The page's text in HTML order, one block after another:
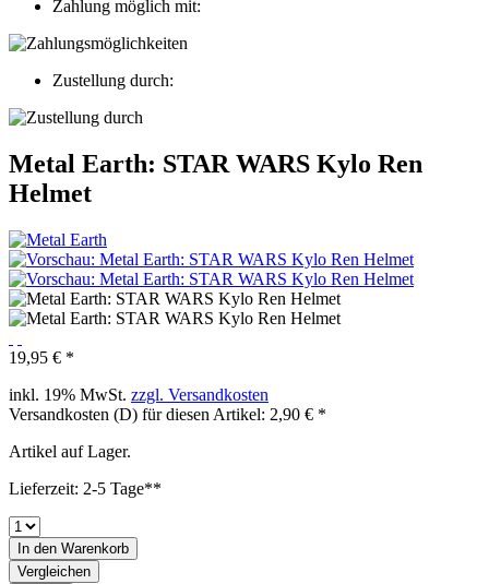
Zahlung möglich mit:
Zustellung durch:
Metal Earth: STAR WARS Kylo Ren
Helmet
19,95 € *
inkl. 19% MwSt. zzgl. Versandkosten
Versandkosten (D) für diesen Artikel: 2,90 € *
Artikel auf Lager.
Lieferzeit: 2-5 Tage**
In den Warenkorb
Vergleichen